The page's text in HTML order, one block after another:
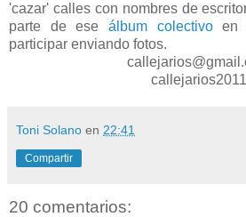
'cazar' calles con nombres de
parte de ese álbum colectivoen
participar enviando fotos.
callejarios2011
Toni Solano en 22:41
Compartir
20 comentarios: